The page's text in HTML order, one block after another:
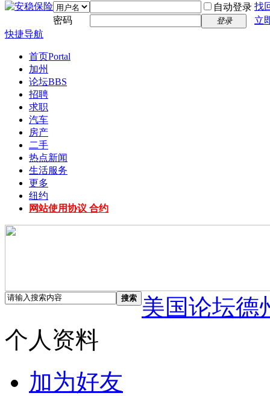
自动登录 找
密码
登录
立
快捷导航
首页Portal
加州
论坛BBS
招聘
求职
汽车
房产
二手
热点新闻
生活服务
更多
纽约
网站使用协议 合约
搜索
美国论坛德
个人资料
加为好友